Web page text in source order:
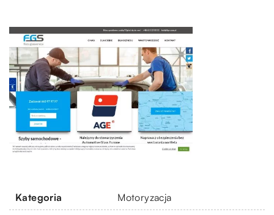
Kategoria Motoryzacja